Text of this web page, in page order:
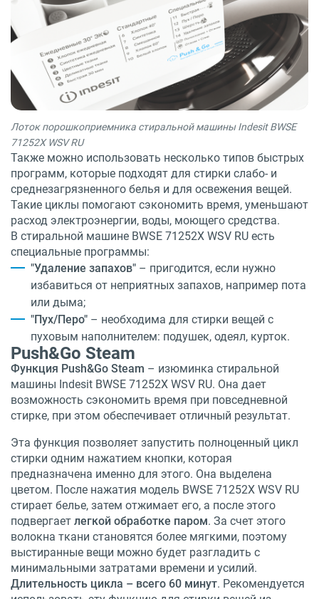
Лоток порошкоприемника стиральной машины Indesit BWSE
71252X WSV RU
Также можно использовать несколько типов быстрых
программ, которые подходят для стирки слабо- и
среднезагрязненного белья и для освежения вещей.
Такие циклы помогают сэкономить время, уменьшают
расход электроэнергии, воды, моющего средства.
В стиральной машине BWSE 71252X WSV RU есть
специальные программы:
"Удаление запахов" – пригодится, если нужно
избавиться от неприятных запахов, например пота
или дыма;
"Пух/Перо" – необходима для стирки вещей с
пуховым наполнителем: подушек, одеял, курток.
Push&Go Steam
Функция Push&Go Steam – изюминка стиральной
машины Indesit BWSE 71252X WSV RU. Она дает
возможность сэкономить время при повседневной
стирке, при этом обеспечивает отличный результат.
Эта функция позволяет запустить полноценный цикл
стирки одним нажатием кнопки, которая
предназначена именно для этого. Она выделена
цветом. После нажатия модель BWSE 71252X WSV RU
стирает белье, затем отжимает его, а после этого
подвергает легкой обработке паром. За счет этого
волокна ткани становятся более мягкими, поэтому
выстиранные вещи можно будет разгладить с
минимальными затратами времени и усилий.
Длительность цикла – всего 60 минут. Рекомендуется